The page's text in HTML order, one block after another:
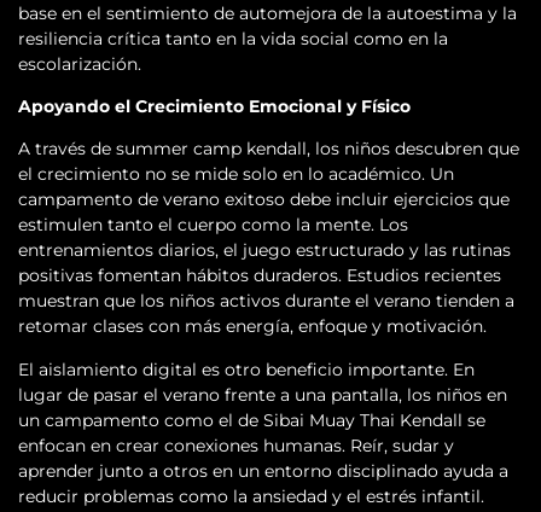
base en el sentimiento de automejora de la autoestima y la
resiliencia crítica tanto en la vida social como en la
escolarización.
Apoyando el Crecimiento Emocional y Físico
A través de summer camp kendall, los niños descubren que
el crecimiento no se mide solo en lo académico. Un
campamento de verano exitoso debe incluir ejercicios que
estimulen tanto el cuerpo como la mente. Los
entrenamientos diarios, el juego estructurado y las rutinas
positivas fomentan hábitos duraderos. Estudios recientes
muestran que los niños activos durante el verano tienden a
retomar clases con más energía, enfoque y motivación.
El aislamiento digital es otro beneficio importante. En
lugar de pasar el verano frente a una pantalla, los niños en
un campamento como el de Sibai Muay Thai Kendall se
enfocan en crear conexiones humanas. Reír, sudar y
aprender junto a otros en un entorno disciplinado ayuda a
reducir problemas como la ansiedad y el estrés infantil.